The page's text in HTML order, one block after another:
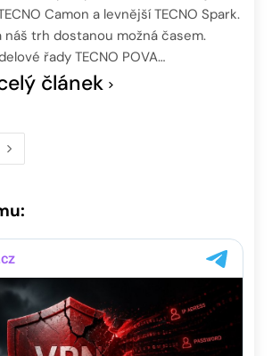
Camon a levnější TECNO Spark.
náš trh dostanou možná časem.
řady TECNO POVA…
článek